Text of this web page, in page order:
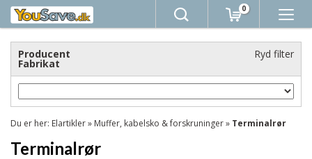
0
Producent
Fabrikat
Ryd filter
Du er her: Elartikler» Muffer, kabelsko & forskruninger» Terminalrør
Terminalrør